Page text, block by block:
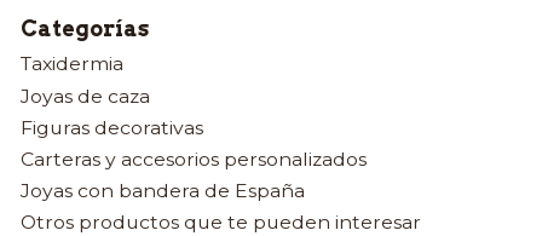
Categorías
Taxidermia
Joyas de caza
Figuras decorativas
Carteras y accesorios personalizados
Joyas con bandera de España
Otros productos que te pueden interesar